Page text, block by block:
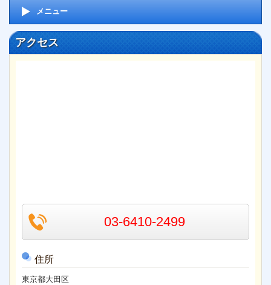
メニュー
アクセス
03-6410-2499
住所
東京都大田区